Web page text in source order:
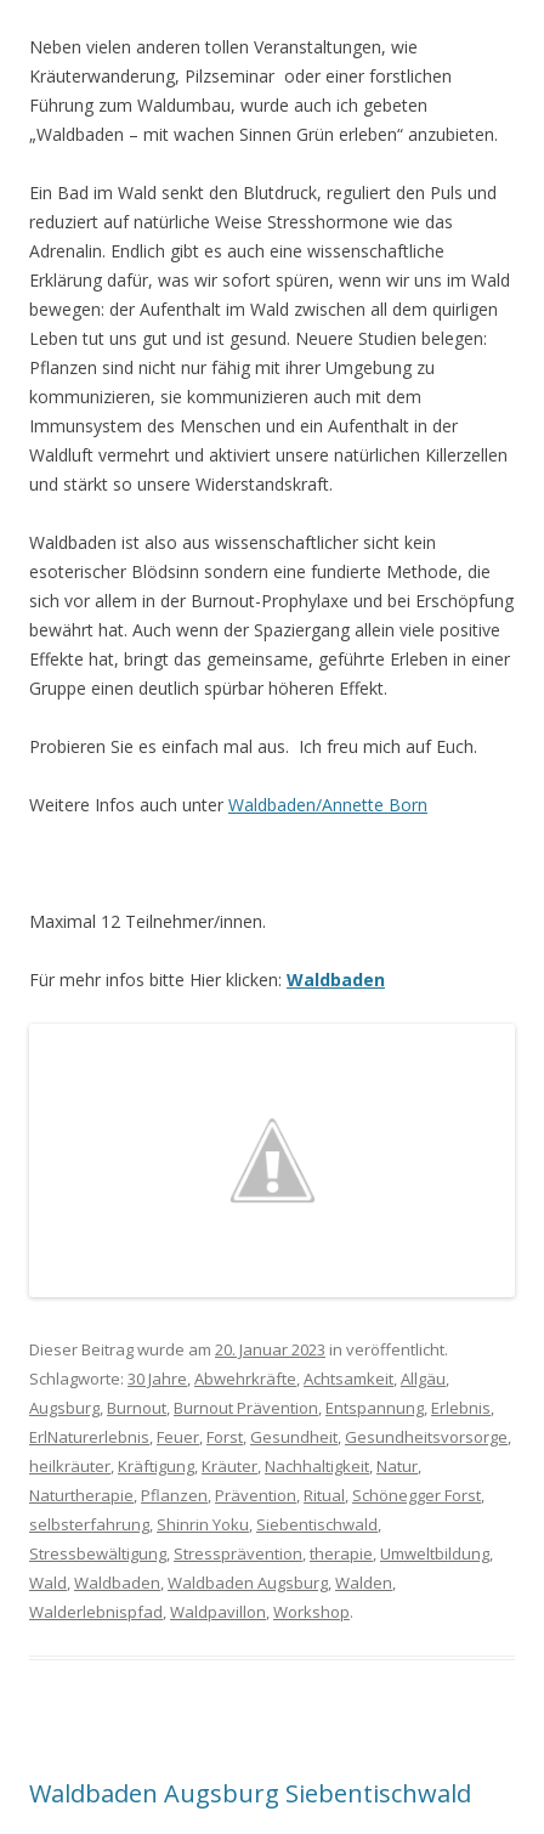
Neben vielen anderen tollen Veranstaltungen, wie
Kräuterwanderung, Pilzseminar oder einer forstlichen
Führung zum Waldumbau, wurde auch ich gebeten
„Waldbaden – mit wachen Sinnen Grün erleben“ anzubieten.
Ein Bad im Wald senkt den Blutdruck, reguliert den Puls und
reduziert auf natürliche Weise Stresshormone wie das
Adrenalin. Endlich gibt es auch eine wissenschaftliche
Erklärung dafür, was wir sofort spüren, wenn wir uns im Wald
bewegen: der Aufenthalt im Wald zwischen all dem quirligen
Leben tut uns gut und ist gesund. Neuere Studien belegen:
Pflanzen sind nicht nur fähig mit ihrer Umgebung zu
kommunizieren, sie kommunizieren auch mit dem
Immunsystem des Menschen und ein Aufenthalt in der
Waldluft vermehrt und aktiviert unsere natürlichen Killerzellen
und stärkt so unsere Widerstandskraft.
Waldbaden ist also aus wissenschaftlicher sicht kein
esoterischer Blödsinn sondern eine fundierte Methode, die
sich vor allem in der Burnout-Prophylaxe und bei Erschöpfung
bewährt hat. Auch wenn der Spaziergang allein viele positive
Effekte hat, bringt das gemeinsame, geführte Erleben in einer
Gruppe einen deutlich spürbar höheren Effekt.
Probieren Sie es einfach mal aus. Ich freu mich auf Euch.
Weitere Infos auch unter Waldbaden/Annette Born
Maximal 12 Teilnehmer/innen.
Für mehr infos bitte Hier klicken: Waldbaden
Dieser Beitrag wurde am 20. Januar 2023 in veröffentlicht.
Schlagworte: 30 Jahre,Abwehrkräfte,Achtsamkeit,Allgäu,
Augsburg, Burnout, Burnout Prävention, Entspannung, Erlebnis,
ErlNaturerlebnis, Feuer, Forst, Gesundheit, Gesundheitsvorsorge,
heilkräuter, Kräftigung, Kräuter, Nachhaltigkeit, Natur,
Naturtherapie, Pflanzen, Prävention, Ritual, Schönegger Forst,
selbsterfahrung, Shinrin Yoku, Siebentischwald,
Stressbewältigung, Stressprävention,therapie, Umweltbildung,
Wald,Waldbaden,Waldbaden Augsburg,Walden,
Walderlebnispfad,Waldpavillon,Workshop.
Waldbaden Augsburg Siebentischwald